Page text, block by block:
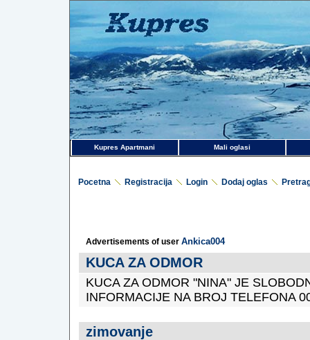
Kupres Apartmani Mali oglasi
Pocetna Registracija Login Dodaj oglas
Advertisements of user Ankica004
KUCA ZA ODMOR
KUCA ZA ODMOR "NINA" JE
INFORMACIJE NA BROJ TELEFONA
zimovanje